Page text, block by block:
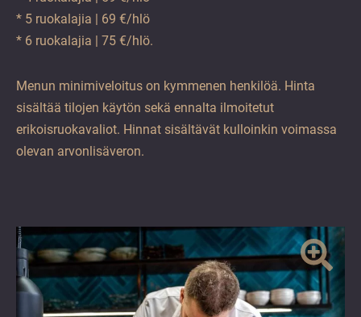
* 5 ruokalajia | 69 €/hlö
* 6 ruokalajia | 75 €/hlö.
Menun minimiveloitus on kymmenen henkilöä. Hinta
sisältää tilojen käytön sekä ennalta ilmoitetut
erikoisruokavaliot. Hinnat sisältävät kulloinkin voimassa
olevan arvonlisäveron.